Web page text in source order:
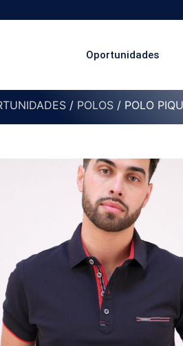
Oportunidades
/ POLOS / POLO